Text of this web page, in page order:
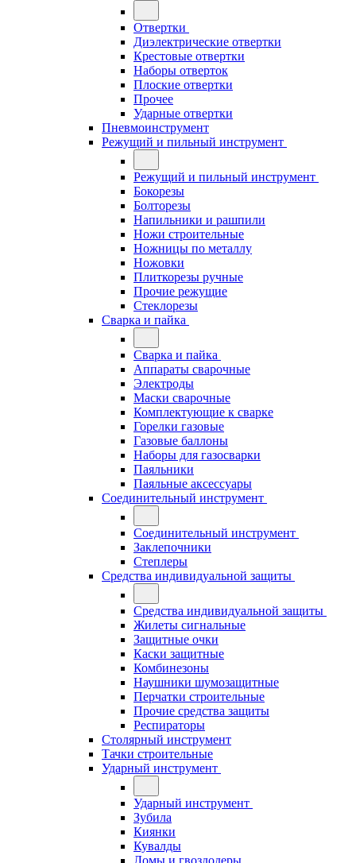
Отвертки
Диэлектрические отвертки
Крестовые отвертки
Наборы отверток
Плоские отвертки
Прочее
Ударные отвертки
Пневмоинструмент
Режущий и пильный инструмент
Режущий и пильный инструмент
Бокорезы
Болторезы
Напильники и рашпили
Ножи строительные
Ножницы по металлу
Ножовки
Плиткорезы ручные
Прочие режущие
Стеклорезы
Сварка и пайка
Сварка и пайка
Аппараты сварочные
Электроды
Маски сварочные
Комплектующие к сварке
Горелки газовые
Газовые баллоны
Наборы для газосварки
Паяльники
Паяльные аксессуары
Соединительный инструмент
Соединительный инструмент
Заклепочники
Степлеры
Средства индивидуальной защиты
Средства индивидуальной защиты
Жилеты сигнальные
Защитные очки
Каски защитные
Комбинезоны
Наушники шумозащитные
Перчатки строительные
Прочие средства защиты
Респираторы
Столярный инструмент
Тачки строительные
Ударный инструмент
Ударный инструмент
Зубила
Киянки
Кувалды
Ломы и гвоздодеры